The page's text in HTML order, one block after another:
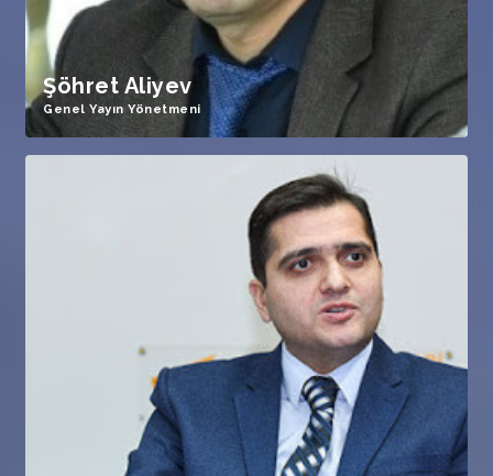
Şöhret Aliyev
Genel Yayın Yönetmeni